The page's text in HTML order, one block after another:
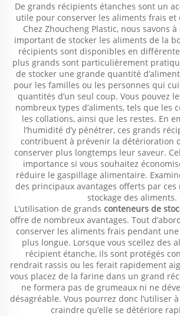
De grands récipients étanches sont un
utile pour conserver les aliments frais et
Chez Zhoucheng Plastic, nous savons
important de stocker les aliments de la
récipients sont disponibles en
plus grands sont particulièrement
de stocker une grande quantité
pour les familles ou les personnes qui
quantités d’un seul coup. Vous pouvez
nombreux types d’aliments, tels que les
les collations, ainsi que les restes. En
l’humidité d’y pénétrer, ces grands
contribuent à prévenir la détérioration
conserver plus longtemps leur saveur.
importance si vous souhaitez
réduire le gaspillage alimentaire.
des principaux avantages offerts par
stockage des aliments.
L’utilisation de grands conteneurs de
offre de nombreux avantages. Tout
conserver les aliments frais pendant
plus longue. Lorsque vous scellez des
récipient étanche, ils sont protégés
rendrait rassis ou les ferait rapidement
vous placez de la farine dans un grand
ne formera pas de grumeaux ni ne
désagréable. Vous pourrez donc l’utiliser
craindre qu’elle se détériore